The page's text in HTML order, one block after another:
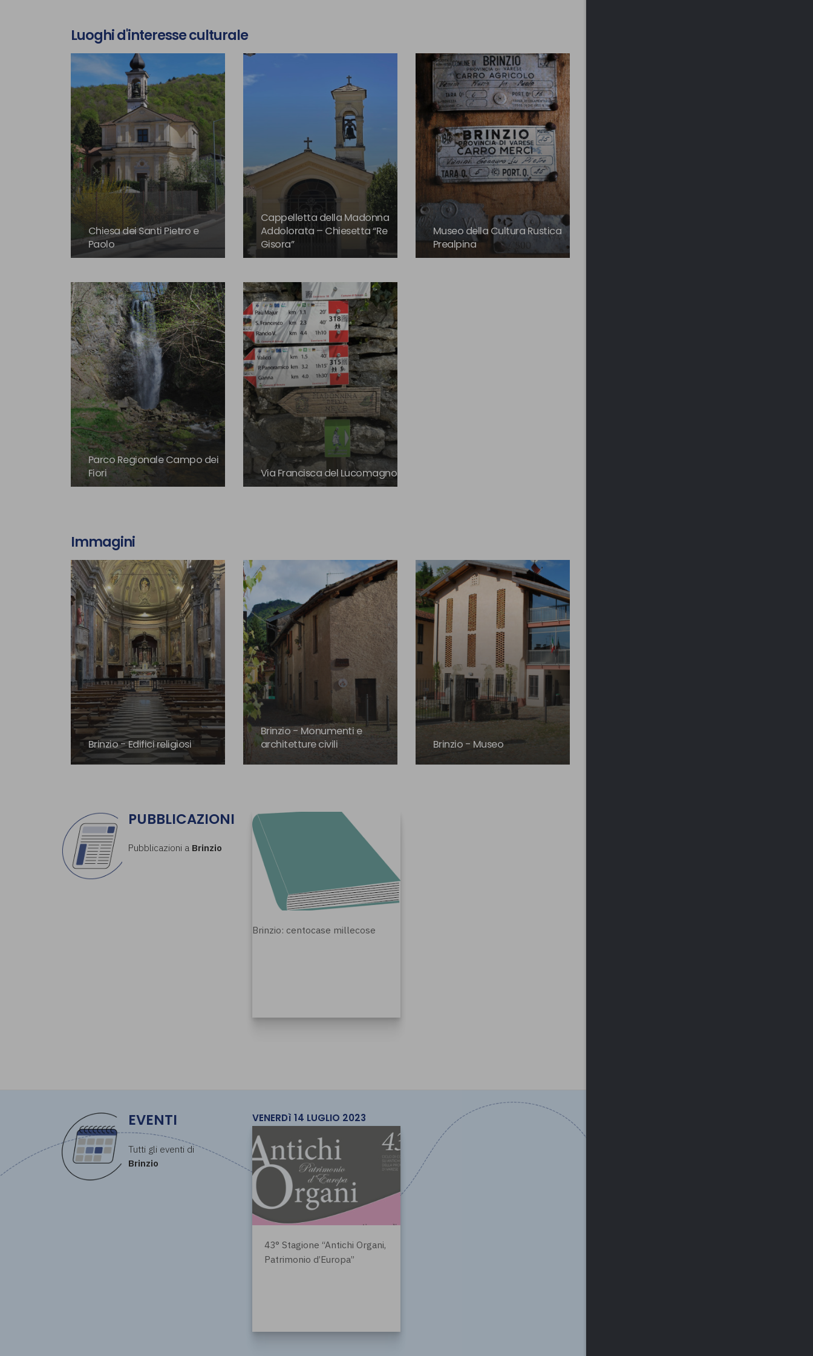
Luoghi d'interesse culturale
Chiesa dei Santi Pietro e
Paolo
Cappelletta della Madonna
Addolorata – Chiesetta “Re
Gisora”
Museo della Cultura Rustica
Prealpina
Parco Regionale Campo dei
Fiori
Via Francisca del Lucomagno
Immagini
Brinzio - Edifici religiosi
Brinzio - Monumenti e
architetture civili
Brinzio - Museo
PUBBLICAZIONI
Pubblicazioni a Brinzio
Brinzio: centocase millecose
EVENTI
Tutti gli eventi di
Brinzio
VENERDì 14 LUGLIO 2023
43° Stagione “Antichi Organi,
Patrimonio d’Europa”